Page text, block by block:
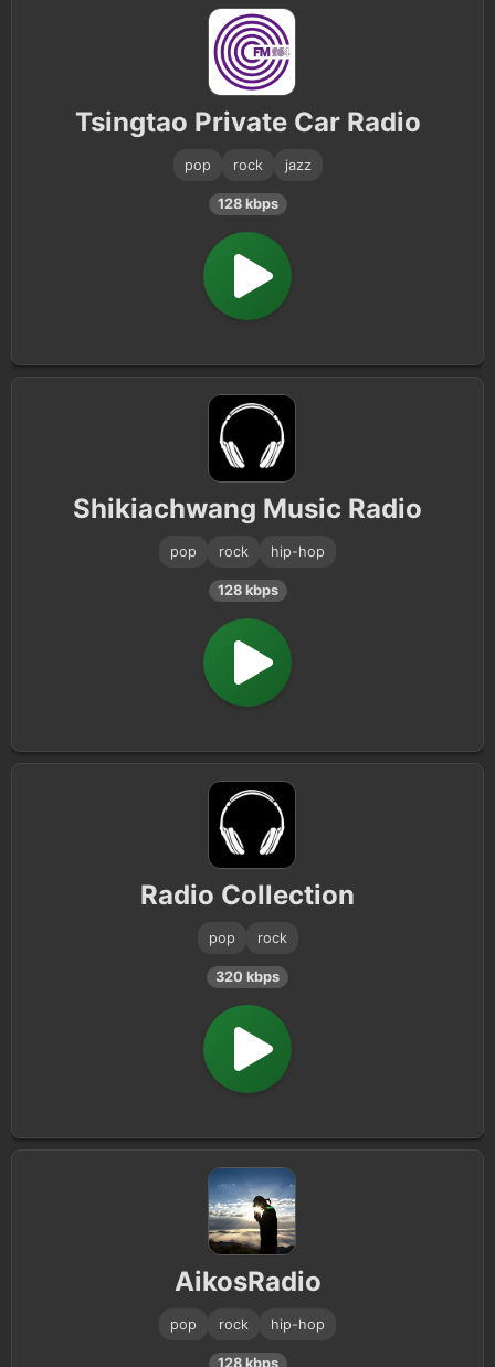
Tsingtao Private Car Radio
pop rock jazz
128 kbps
Shikiachwang Music Radio
pop rock hip-hop
128 kbps
Radio Collection
pop rock
320 kbps
AikosRadio
pop rock hip-hop
128 kbps